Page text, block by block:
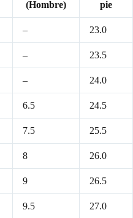
(Hombre)
pie
– 23.0
– 23.5
– 24.0
6.5 24.5
7.5 25.5
8 26.0
9 26.5
9.5
27.0